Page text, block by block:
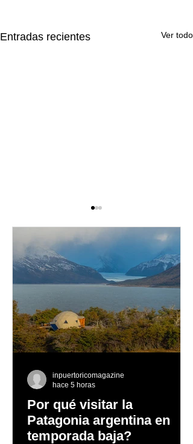
Entradas recientes Ver todo
Una semana llena de
sabor y propuestas
artísticas en el Caribe
Hilton
Por qué visitar la
Patagonia argentina en
temporada baja?
inpuertoricomagazine
hace 5 horas